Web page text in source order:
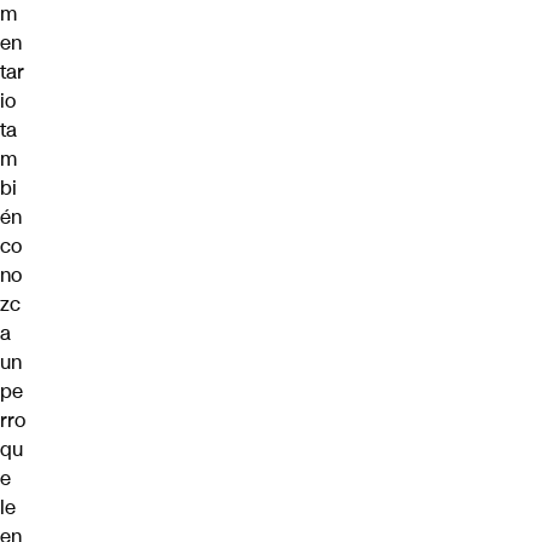
m
en
tar
io
ta
m
bi
én
co
no
zc
a
un
pe
rro
qu
e
le
en